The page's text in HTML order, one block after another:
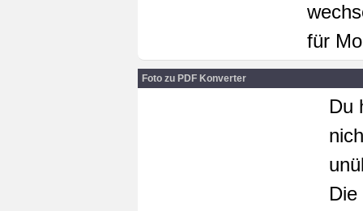
für
Foto zu PDF Konverter
Du